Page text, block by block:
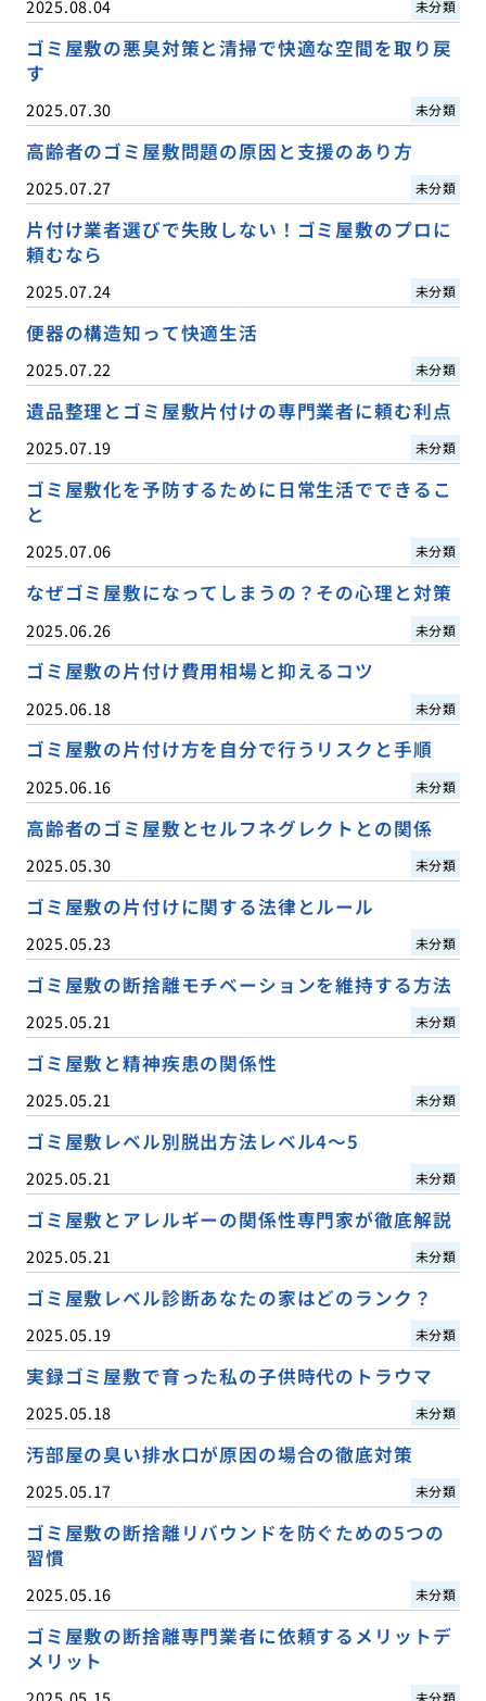
2025.08.04 未分類
ゴミ屋敷の悪臭対策と清掃で快適な空間を取り戻
す
2025.07.30 未分類
高齢者のゴミ屋敷問題の原因と支援のあり方
2025.07.27 未分類
片付け業者選びで失敗しない！ゴミ屋敷のプロに
頼むなら
2025.07.24 未分類
便器の構造知って快適生活
2025.07.22 未分類
遺品整理とゴミ屋敷片付けの専門業者に頼む利点
2025.07.19 未分類
ゴミ屋敷化を予防するために日常生活でできるこ
と
2025.07.06 未分類
なぜゴミ屋敷になってしまうの？その心理と対策
2025.06.26 未分類
ゴミ屋敷の片付け費用相場と抑えるコツ
2025.06.18 未分類
ゴミ屋敷の片付け方を自分で行うリスクと手順
2025.06.16 未分類
高齢者のゴミ屋敷とセルフネグレクトとの関係
2025.05.30 未分類
ゴミ屋敷の片付けに関する法律とルール
2025.05.23 未分類
ゴミ屋敷の断捨離モチベーションを維持する方法
2025.05.21 未分類
ゴミ屋敷と精神疾患の関係性
2025.05.21 未分類
ゴミ屋敷レベル別脱出方法レベル4〜5
2025.05.21 未分類
ゴミ屋敷とアレルギーの関係性専門家が徹底解説
2025.05.21 未分類
ゴミ屋敷レベル診断あなたの家はどのランク？
2025.05.19 未分類
実録ゴミ屋敷で育った私の子供時代のトラウマ
2025.05.18 未分類
汚部屋の臭い排水口が原因の場合の徹底対策
2025.05.17 未分類
ゴミ屋敷の断捨離リバウンドを防ぐための5つの
習慣
2025.05.16 未分類
ゴミ屋敷の断捨離専門業者に依頼するメリットデ
メリット